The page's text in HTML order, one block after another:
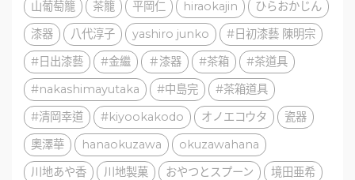
山葡萄籠
茶籠 平岡仁 hiraokajin
ひらおかじん
漆器
八代淳子 yashiro junko
#日初漆藝 陳明宗
#日出漆藝
#金繼 ＃漆器 #茶箱
#茶道具
#nakashimayutaka
#中島完
#茶箱道具
#清岡幸道
#kiyookakodo オノエコウタ
瓷器
奧澤華
hanaokuzawa
okuzawahana
川地あや香
川地製菓 おやつとスプーン
境田亜希